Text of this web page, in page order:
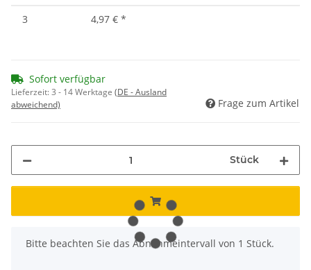
3 4,97 € *
Sofort verfügbar
Lieferzeit:3 - 14 Werktage (DE - Ausland
abweichend)
Frage zum Artikel
Stück
x
Bitte beachten Sie das Abnahmeintervall von 1 Stück.